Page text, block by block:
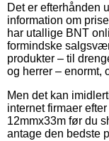
Det er efterhånden
information om
har utallige BNT
formindske
produkter – til
og herrer – enormt,
Men det kan
internet firmaer
12mmx33m før du
antage den bedste